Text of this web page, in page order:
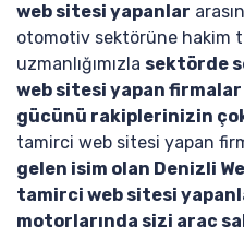
web sitesi yapanlar
otomotiv sektörüne hakim
uzmanlığımızla sektörde
web sitesi yapan firmalar
gücünü rakiplerinizin
tamirci web sitesi yapan
gelen isim olan Denizli
tamirci web sitesi
motorlarında sizi araç